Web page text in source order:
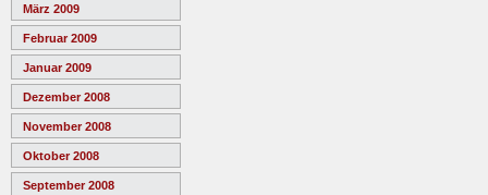
März 2009
Februar 2009
Januar 2009
Dezember 2008
November 2008
Oktober 2008
September 2008